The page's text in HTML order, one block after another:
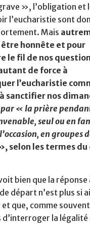
», l’obligation et
l’eucharistie sont
Mais
honnête et pour
le fil de nos
de force à
l’eucharistie
sanctifier nos
par « la prière
seul ou en
en groupes
selon les termes du
bien que la réponse
départ n’est plus si
que, comme
la légalité